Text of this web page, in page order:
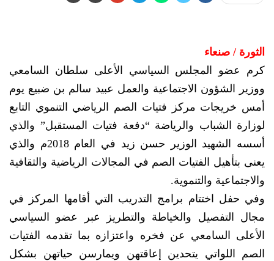
الثورة / صنعاء
كرم عضو المجلس السياسي الأعلى سلطان السامعي
ووزير الشؤون الاجتماعية والعمل عبيد سالم بن ضبيع يوم
أمس خريجات مركز فتيات الصم الرياضي التنموي التابع
لوزارة الشباب والرياضة “دفعة فتيات المستقبل” والذي
أسسه الشهيد الوزير حسن زيد في العام 2018م والذي
يعنى بتأهيل الفتيات الصم في المجالات الرياضية والثقافية
والاجتماعية والتنموية.
وفي حفل اختتام برامج التدريب التي أقامها المركز في
مجال التفصيل والخياطة والتطريز عبر عضو السياسي
الأعلى السامعي عن فخره واعتزازه بما تقدمه الفتيات
الصم اللواتي يتحدين إعاقتهن ويمارسن حياتهن بشكل